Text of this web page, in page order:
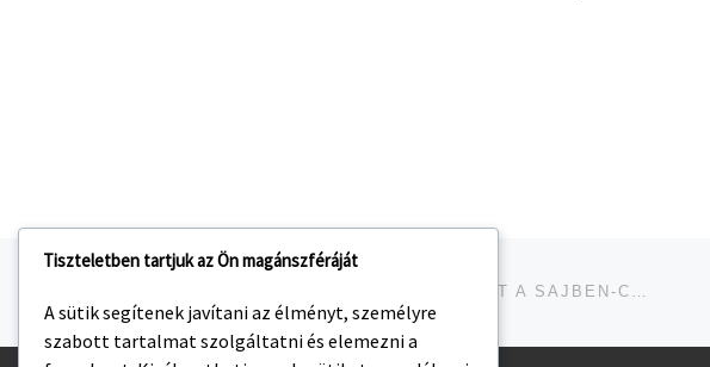
Navigálás a bejegyzések között
jelen bejegyzés
EZÜSTÉRMES HELYEN ZÁRTA AZ ALAPSZAKASZT A SAJBEN-CSAPAT
Tiszteletben tartjuk az Ön magánszféráját
A sütik segítenek javítani az élményt, személyre
szabott tartalmat szolgáltatni és elemezni a